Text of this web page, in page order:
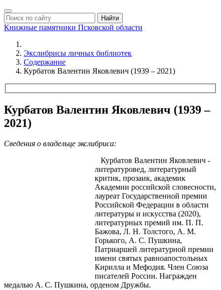
Найти
Книжные памятники Псковской области
Экслибрисы личных библиотек
Содержание
Курбатов Валентин Яковлевич (1939 – 2021)
Курбатов Валентин Яковлевич (1939 –
2021)
Сведения о владельце экслибриса:
Курбатов Валентин Яковлевич -
литературовед, литературный
критик, прозаик, академик
Академии российской словесности,
лауреат Государственной премии
Российской Федерации в области
литературы и искусства (2020),
литературных премий им. П. П.
Бажова, Л. Н. Толстого, А. М.
Горького, А. С. Пушкина,
Патриаршей литературной премии
имени святых равноапостольных
Кирилла и Мефодия. Член Союза
писателей России. Награжден
медалью А. С. Пушкина, орденом Дружбы.